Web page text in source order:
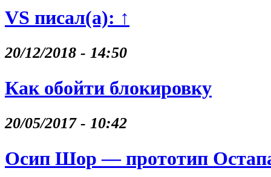
VS писал(а): ↑
20/12/2018 - 14:50
Как обойти блокировку
20/05/2017 - 10:42
Осип Шор — прототип